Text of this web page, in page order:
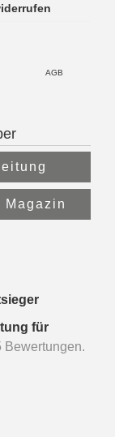
AGB
Magazin
für
Bewertungen.